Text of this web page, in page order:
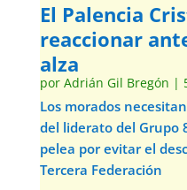
El Palencia
reaccionar
alza
por Adrián Gil Bregón |
Los morados
del liderato del Grupo
pelea por evitar el
Tercera Federación